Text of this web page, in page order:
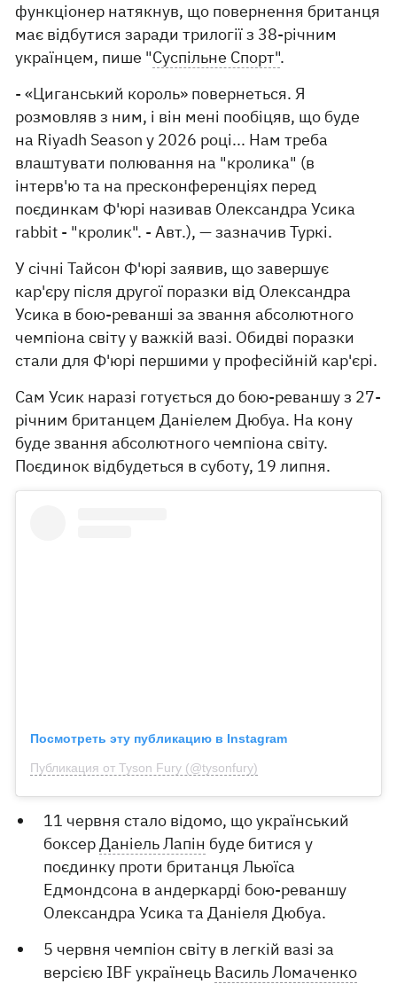
функціонер натякнув, що повернення британця
має відбутися заради трилогії з 38-річним
українцем, пише "Суспільне Спорт".
- «Циганський король» повернеться. Я
розмовляв з ним, і він мені пообіцяв, що буде
на Riyadh Season у 2026 році... Нам треба
влаштувати полювання на "кролика" (в
інтерв'ю та на пресконференціях перед
поєдинкам Ф'юрі називав Олександра Усика
rabbit - "кролик". - Авт.), — зазначив Туркі.
У січні Тайсон Ф'юрі заявив, що завершує
кар'єру після другої поразки від Олександра
Усика в бою-реванші за звання абсолютного
чемпіона світу у важкій вазі. Обидві поразки
стали для Ф'юрі першими у професійній кар'єрі.
Сам Усик наразі готується до бою-реваншу з 27-
річним британцем Даніелем Дюбуа. На кону
буде звання абсолютного чемпіона світу.
Поєдинок відбудеться в суботу, 19 липня.
Посмотреть эту публикацию в Instagram
Публикация от Tyson Fury (@tysonfury)
11 червня стало відомо, що український
боксерДаніель Лапін буде битися у
поєдинку проти британця Льюїса
Едмондсона в андеркарді бою-реваншу
Олександра Усика та Даніеля Дюбуа.
5 червня чемпіон світу в легкій вазі за
версією IBF українець Василь Ломаченко